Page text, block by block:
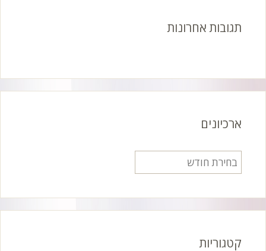
תגובות אחרונות
ארכיונים
ארכיונים
קטגוריות